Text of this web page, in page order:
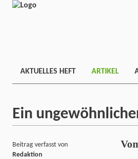
AKTUELLES HEFT ARTIKEL
Ein
Beitrag verfasst von
Redaktion